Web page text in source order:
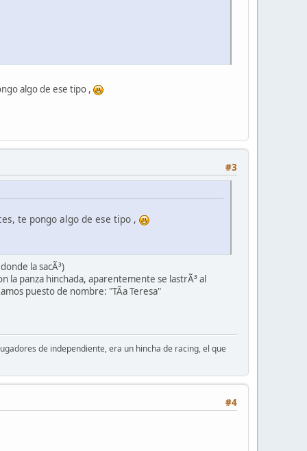
algo de ese tipo ,
#3
te pongo algo de ese tipo ,
la sacÃ³)
la panza hinchada, aparentemente se lastrÃ³ al
puesto de nombre: "TÃ­a Teresa"
de independiente, era un hincha de racing, el que
#4